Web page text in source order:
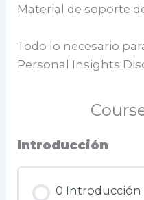
Material de soporte
Todo lo necesario
Personal Insights
Introducción
0 Introducción